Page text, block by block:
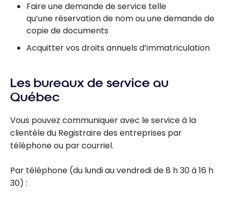
Faire une demande de service telle
qu’une réservation de nom ou une demande de
copie de documents
Acquitter vos droits annuels d’immatriculation
Les bureaux de service au
Québec
Vous pouvez communiquer avec le service à la
clientèle du Registraire des entreprises par
téléphone ou par courriel.
Par téléphone (du lundi au vendredi de 8 h 30 à 16 h
30) :